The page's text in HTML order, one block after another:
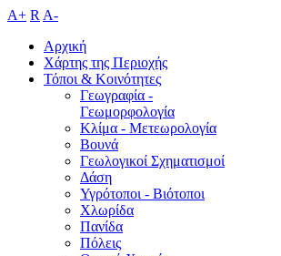
A+ R A-
Αρχική
Χάρτης της Περιοχής
Τόποι & Κοινότητες
Γεωγραφία -
Γεωμορφολογία
Κλίμα - Mετεωρολογία
Βουνά
Γεωλογικοί Σχηματισμοί
Δάση
Υγρότοποι - Βιότοποι
Χλωρίδα
Πανίδα
Πόλεις